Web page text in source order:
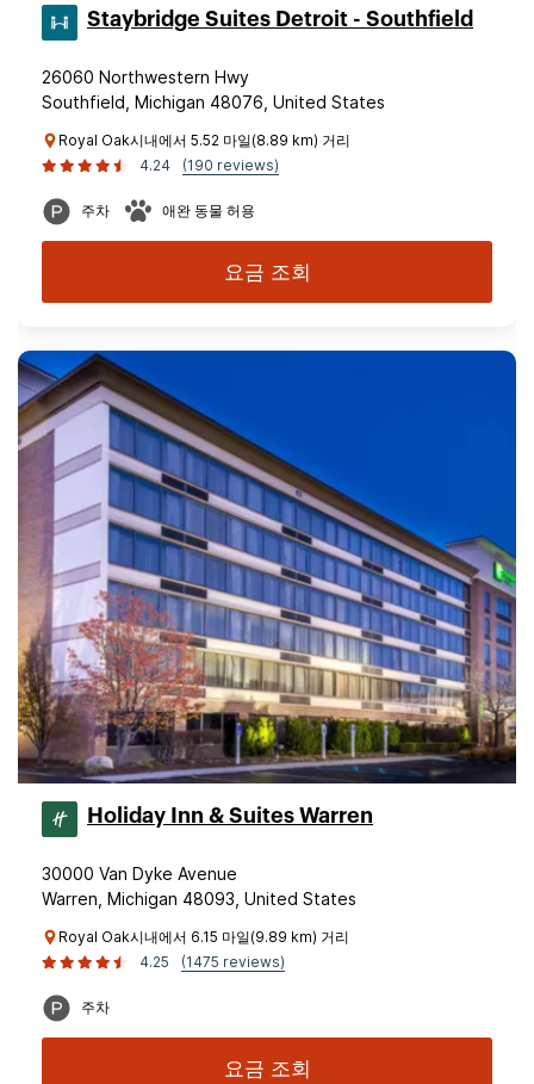
Staybridge Suites Detroit - Southfield
26060 Northwestern Hwy
Southfield, Michigan 48076, United States
Royal Oak시내에서 5.52 마일(8.89 km) 거리
4.24
(190 reviews)
주차 애완 동물 허용
요금 조회
Holiday Inn & Suites Warren
30000 Van Dyke Avenue
Warren, Michigan 48093, United States
Royal Oak시내에서 6.15 마일(9.89 km) 거리
4.25
(1475 reviews)
주차
요금 조회